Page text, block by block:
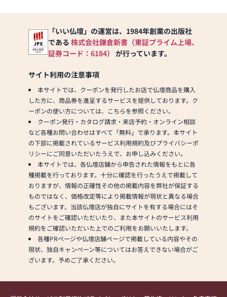
「いい仏壇」の運営は、1984年創業の出版社
である 株式会社鎌倉新書（東証プライム上場、
証券コード：6184） が行っています。
サイト利用の注意事項
本サイトでは、クーポンを発行したお店で仏壇商品を購入
した方に、商品券を進呈するサービスを提供しております。ク
ーポンの使い方については、こちらを参照ください。
クーポン発行・カタログ請求・来店予約・オンライン相談
など各種お問い合わせはすべて「無料」で承ります。本サイト
の下部に掲載されているサービス利用規約及びプライバシーポ
リシーにご同意いただいたうえで、お申し込みください。
本サイトでは、各仏壇店舗から申告された情報をもとに各
種掲載を行っております。十分に確認を行ったうえで掲載して
おりますが、情報の正確性その他の掲載内容を弊社が保証する
ものではなく、価格改定等により掲載情報が現状と異なる場合
もございます。当該仏壇店が独自にサイトを有する場合にはそ
のサイトをご確認いただいたり、また本サイトのサービス利用
規約をご確認いただいた上でのご利用をお願いいたします。
各種PRページや仏壇店舗ページで掲載している内容やその
現状、独自キャンペーン等についてはお答えできない場合がご
ざいます。予めご了承ください。